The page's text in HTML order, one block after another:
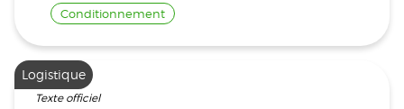
Conditionnement
Logistique
Texte officiel